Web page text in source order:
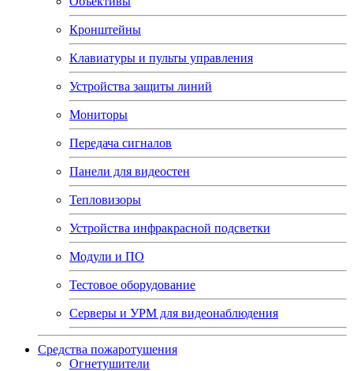
Кронштейны
Клавиатуры и пульты управления
Устройства защиты линий
Мониторы
Передача сигналов
Панели для видеостен
Тепловизоры
Устройства инфракрасной подсветки
Модули и ПО
Тестовое оборудование
Серверы и УРМ для видеонаблюдения
Средства пожаротушения
Огнетушители